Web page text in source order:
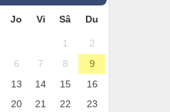
Jo Vi Sâ Du
1
2
6 7 8
9
13 14 15
16
20 21 22
23